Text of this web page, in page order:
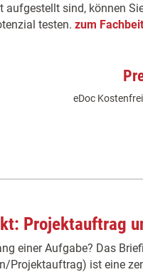
aufgestellt sind, können
testen. zum
eDoc
Projektauftrag
einer Aufgabe? Das
Projektauftrag) ist eine